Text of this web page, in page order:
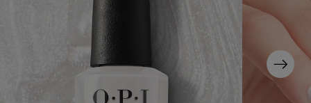
Next